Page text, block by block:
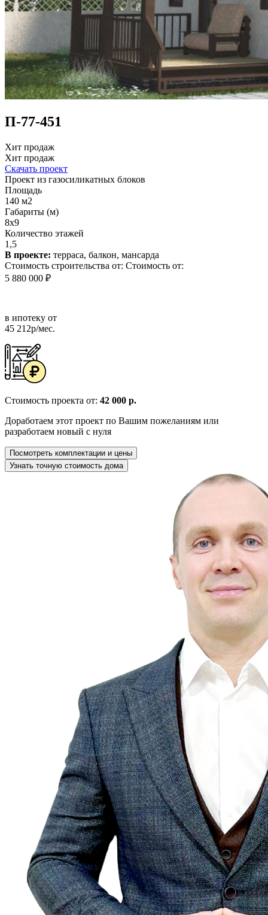
П-77-451
Хит продаж
Хит продаж
Скачать проект
Проект из газосиликатных блоков
Площадь
140 м2
Габариты (м)
8х9
Количество этажей
1,5
В проекте: терраса, балкон, мансарда
Стоимость строительства от: Стоимость от:
5 880 000 ₽
в ипотеку от
45 212р/мес.
Стоимость проекта от: 42 000 р.
Доработаем этот проект по Вашим пожеланиям или
разработаем новый с нуля
Посмотреть комплектации и цены
Узнать точную стоимость дома